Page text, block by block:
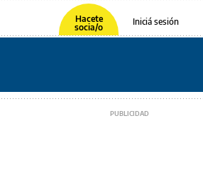
Hacete
socia/o
Iniciá sesión